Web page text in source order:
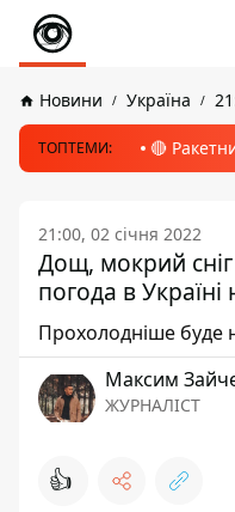
Новини Україна
ТОПТЕМИ: 🔴
21:00, 02 січня 2022
Дощ, мокрий
погода в Україні
Прохолодніше буде
Максим
ЖУРНАЛІСТ
👍